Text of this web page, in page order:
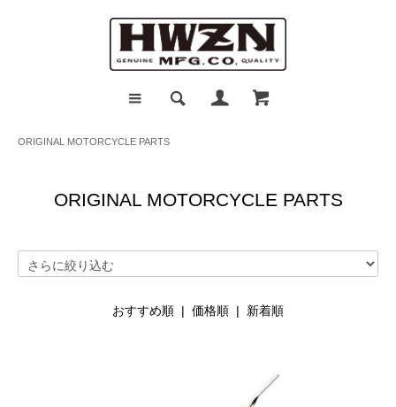
ORIGINAL MOTORCYCLE PARTS
ORIGINAL MOTORCYCLE PARTS
おすすめ順 | 価格順 | 新着順